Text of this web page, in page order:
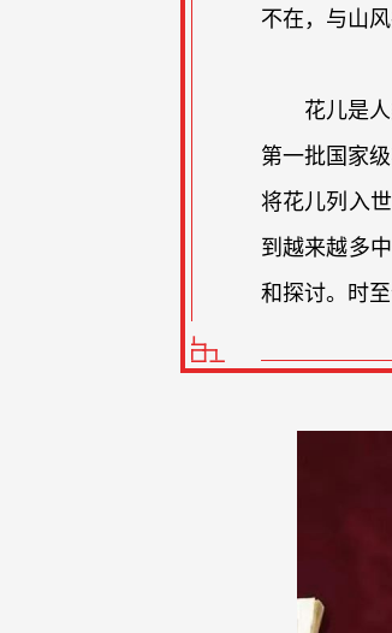
不在，与山
花儿是
第一批国家
将花儿列入
到越来越多
和探讨。时